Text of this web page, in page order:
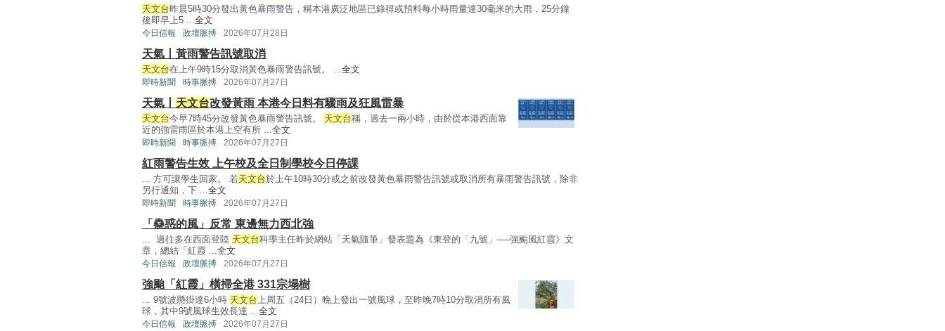
天文台昨晨5時30分發出黃色暴雨警告，稱本港廣泛地區已錄得或預料每小時雨量達30毫米的大雨，25分鐘
後即早上5 ...全文
今日信報 政壇脈搏 2026年07月28日
天氣丨黃雨警告訊號取消
天文台在上午9時15分取消黃色暴雨警告訊號。 ...全文
即時新聞 時事脈搏 2026年07月27日
天氣丨 天文台改發黃雨 本港今日料有驟雨及狂風雷暴
天文台今早7時45分改發黃色暴雨警告訊號。 天文台稱，過去一兩小時，由於從本港西面靠
近的強雷雨區於本港上空有所 ...全文
即時新聞 時事脈搏 2026年07月27日
紅雨警告生效 上午校及全日制學校今日停課
... 方可讓學生回家。 若天文台於上午10時30分或之前改發黃色暴雨警告訊號或取消所有暴雨警告訊號，除非
另行通知，下 ...全文
即時新聞 時事脈搏 2026年07月27日
「蠱惑的風」反常 東邊無力西北強
... 過往多在西面登陸 天文台科學主任昨於網站「天氣隨筆」發表題為《東登的「九號」──強颱風紅霞》文
章，總結「紅霞 ...全文
今日信報 政壇脈搏 2026年07月27日
強颱「紅霞」橫掃全港 331宗塌樹
... 9號波懸掛達6小時 天文台上周五（24日）晚上發出一號風球，至昨晚7時10分取消所有風
球，其中9號風球生效長達 ...全文
今日信報 政壇脈搏 2026年07月27日